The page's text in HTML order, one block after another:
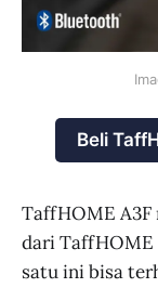
Beli
TaffHOME
dari TaffHOME
satu ini bisa